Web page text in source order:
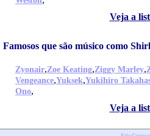
Veja a
Famosos que são músico como
Zyonair,Zoe Keating,Ziggy Marley,
Vengeance,Yuksek,Yukihiro
Ono,
Veja a